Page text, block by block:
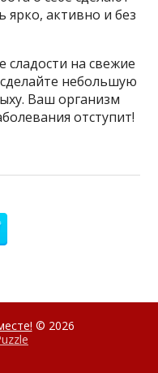
ярко, активно и без
сладости на свежие
небольшую
Ваш организм
отступит!
© 2026